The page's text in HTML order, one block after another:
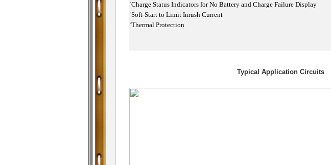
˙Charge Status Indicators for No Battery and Charge Failure Display
˙Soft-Start to Limit Inrush Current
˙Thermal Protection
Typical Application Circuits